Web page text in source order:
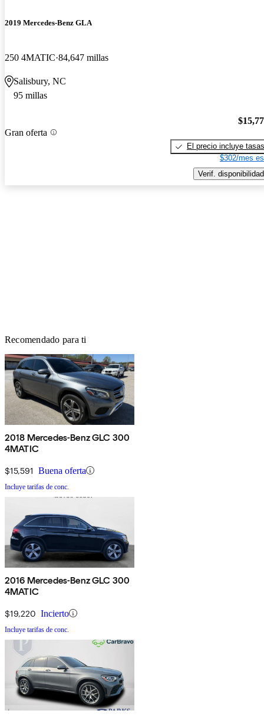
2019 Mercedes-Benz GLA
250 4MATIC 84,647 millas
Salisbury, NC
95 millas
Gran oferta
El precio incluye tasas
$302/mes
Verif. disponibilidad
Recomendado para ti
2018 Mercedes-Benz GLC 300
4MATIC
$15,591 Buena oferta
Incluye tarifas de conc.
2016 Mercedes-Benz GLC 300
4MATIC
$19,220 Incierto
Incluye tarifas de conc.